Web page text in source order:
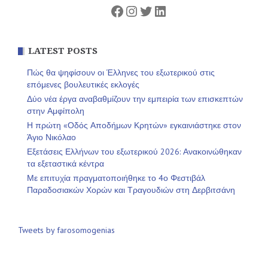
Facebook
Instagram
Twitter
Linkedin
LATEST POSTS
Πώς θα ψηφίσουν οι Έλληνες του εξωτερικού στις
επόμενες βουλευτικές εκλογές
Δύο νέα έργα αναβαθμίζουν την εμπειρία των επισκεπτών
στην Αμφίπολη
Η πρώτη «Οδός Αποδήμων Κρητών» εγκαινιάστηκε στον
Άγιο Νικόλαο
Εξετάσεις Ελλήνων του εξωτερικού 2026: Ανακοινώθηκαν
τα εξεταστικά κέντρα
Με επιτυχία πραγματοποιήθηκε το 4ο Φεστιβάλ
Παραδοσιακών Χορών και Τραγουδιών στη Δερβιτσάνη
Tweets by farosomogenias